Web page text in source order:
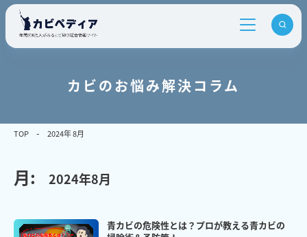
カビのお悩み解決コラム
TOP 2024年 8月
月: 2024年8月
青カビの危険性とは？プロが教える青カビの